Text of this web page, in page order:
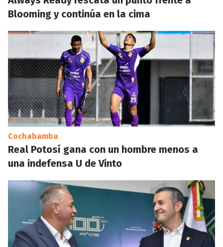
Blooming y continúa en la cima
Cochabamba
Real Potosí gana con un hombre menos a
una indefensa U de Vinto